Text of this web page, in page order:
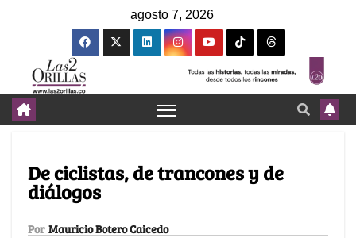
agosto 7, 2026
De ciclistas, de trancones y de
diálogos
Por Mauricio Botero Caicedo